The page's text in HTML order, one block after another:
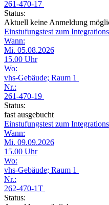
261-470-17
Status:
Aktuell keine Anmeldung
Einstufungstest zum
Wann:
Mi. 05.08.2026
15.00 Uhr
Wo:
vhs-Gebäude; Raum 1
Nr.:
261-470-19
Status:
fast ausgebucht
Einstufungstest zum
Wann:
Mi. 09.09.2026
15.00 Uhr
Wo:
vhs-Gebäude; Raum 1
Nr.:
262-470-1T
Status: